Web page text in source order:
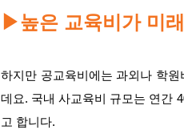
▶높은 교육비가 미
하지만 공교육비에는 과외나 학
데요. 국내 사교육비 규모는 연간
고 합니다.